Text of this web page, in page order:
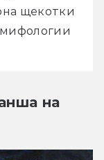
щекотки
на